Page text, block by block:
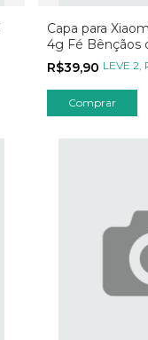
Capa para
4g Fé Bênçãos
R$39,90 LEVE 2,
Comprar